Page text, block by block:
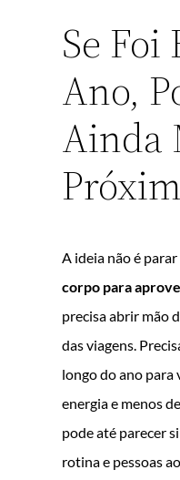
Se Foi
Ano,
Ainda
A ideia não é
corpo para
precisa abrir mão
das viagens.
longo do ano para
energia e menos
pode até parecer
rotina e pessoas